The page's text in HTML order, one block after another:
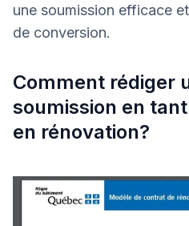
une soumission efficace
de conversion.
Comment rédiger
soumission en
en rénovation?